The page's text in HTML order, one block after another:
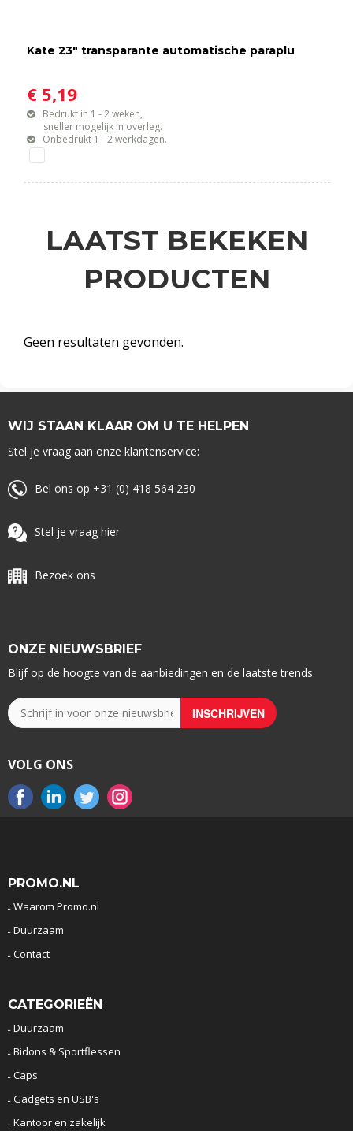
Kate 23" transparante automatische paraplu
€ 5,19
Bedrukt in 1 - 2 weken,
sneller mogelijk in overleg.
Onbedrukt 1 - 2 werkdagen.
LAATST BEKEKEN
PRODUCTEN
Geen resultaten gevonden.
WIJ STAAN KLAAR OM U TE HELPEN
Stel je vraag aan onze klantenservice:
Bel ons op +31 (0) 418 564 230
Stel je vraag hier
Bezoek ons
ONZE NIEUWSBRIEF
Blijf op de hoogte van de aanbiedingen en de laatste trends.
VOLG ONS
PROMO.NL
Waarom Promo.nl
Duurzaam
Contact
CATEGORIEËN
Duurzaam
Bidons & Sportflessen
Caps
Gadgets en USB's
Kantoor en zakelijk